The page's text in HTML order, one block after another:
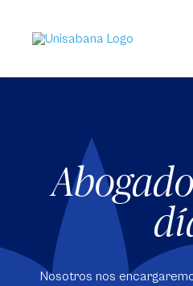
contenido
principal
Nosotros nos